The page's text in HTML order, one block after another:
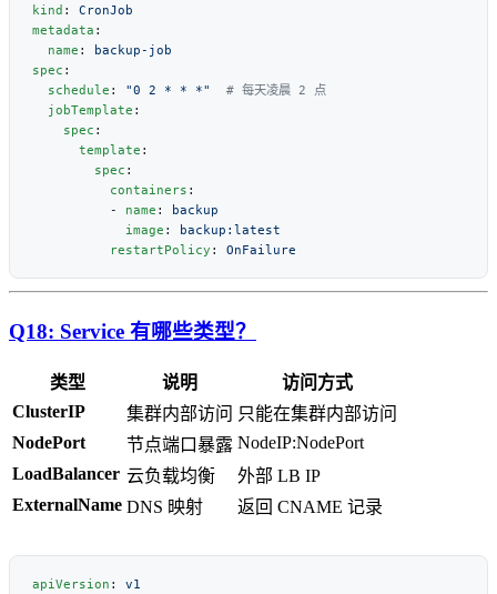
kind :
metadata
  name
:
spec
  schedule
: "0 2 * * *"
  jobTemplate
    spec
      template
        spec
          containers
          -
name :
            image
:
          restartPolicy
:
Q18: Service 有哪些类型？
类型 说明
访问方式
ClusterIP
集群内部访问 只能在集群内部访问
NodePort
节点端口暴露 NodeIP:NodePort
LoadBalancer 云负载均衡
外部 LB IP
ExternalName DNS 映射 返回 CNAME 记录
apiVersion :